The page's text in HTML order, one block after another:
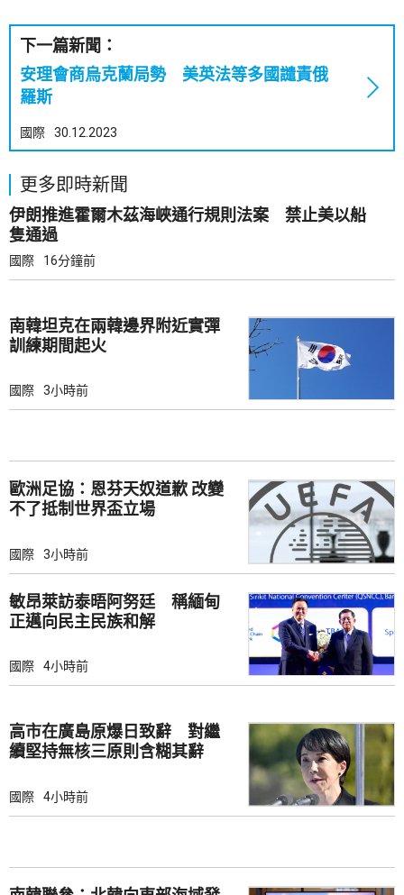
下一篇新聞：
安理會商烏克蘭局勢 美英法等多國譴責俄
羅斯
國際 30.12.2023
更多即時新聞
伊朗推進霍爾木茲海峽通行規則法案 禁止美以船
隻通過
國際 16分鐘前
南韓坦克在兩韓邊界附近實彈
訓練期間起火
國際 3小時前
歐洲足協：恩芬天奴道歉 改變
不了抵制世界盃立場
國際 3小時前
敏昂萊訪泰晤阿努廷 稱緬甸
正邁向民主民族和解
國際 4小時前
高市在廣島原爆日致辭 對繼
續堅持無核三原則含糊其辭
國際 4小時前